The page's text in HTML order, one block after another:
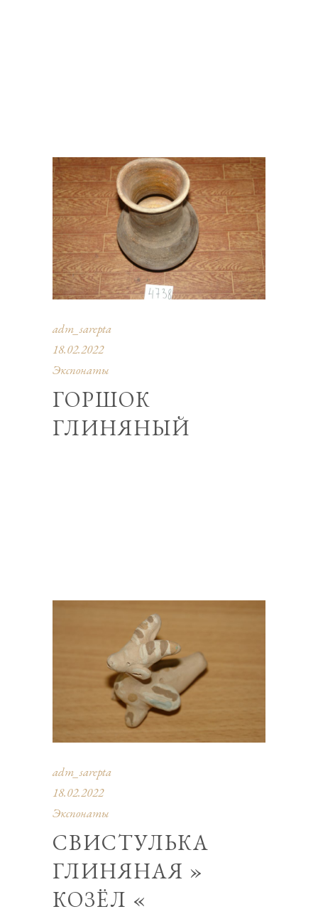
adm_sarepta
18.02.2022
Экспонаты
ГОРШОК
ГЛИНЯНЫЙ
adm_sarepta
18.02.2022
Экспонаты
СВИСТУЛЬКА
ГЛИНЯНАЯ »
КОЗЁЛ «